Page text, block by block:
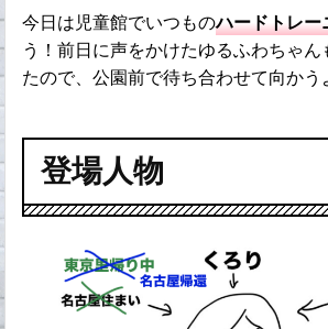
今日は児童館でいつものハードトレー
う！前日に声をかけたゆるふわちゃ
たので、公園前で待ち合わせて向かう
登場人物